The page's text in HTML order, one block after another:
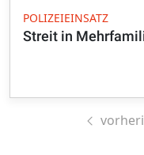
POLIZEIEINSATZ
Streit in